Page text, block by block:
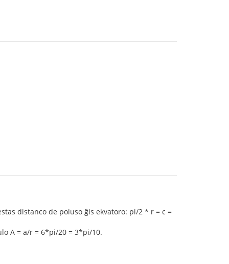
distanco de poluso ĝis ekvatoro: pi/2 * r = c =
A = a/r = 6*pi/20 = 3*pi/10.